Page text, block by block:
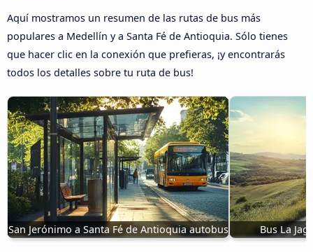
Aquí mostramos un resumen de las rutas de bus más
populares a Medellín y a Santa Fé de Antioquia. Sólo tienes
que hacer clic en la conexión que prefieras, ¡y encontrarás
todos los detalles sobre tu ruta de bus!
San Jerónimo a Santa Fé de Antioquia autobus Bus La